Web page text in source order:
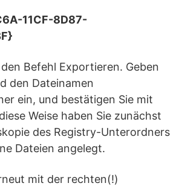
11CF-8D87-
Befehl Exportieren. Geben
den Dateinamen
ein, und bestätigen Sie mit
Weise haben Sie zunächst
des Registry-Unterordners
Dateien angelegt.
mit der rechten(!)